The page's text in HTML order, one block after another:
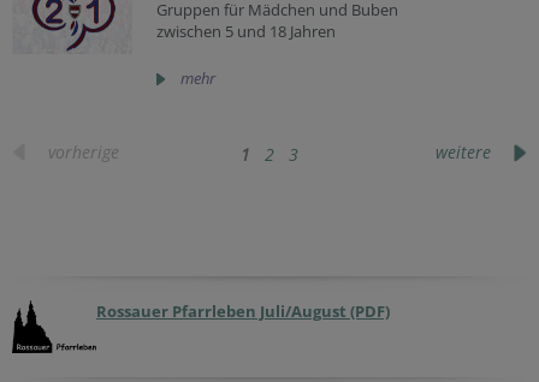
Gruppen für Mädchen und Buben
zwischen 5 und 18 Jahren
mehr
vorherige 1 2 3 weitere
Rossauer Pfarrleben Juli/August (PDF)